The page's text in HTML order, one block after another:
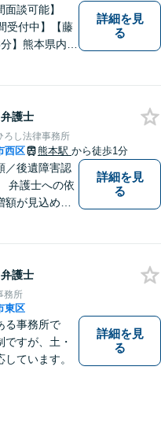
面談可能】
受付中】【藤
】熊本県内及
トラブルまで
ただいており
ご相談くださ
詳細を見
る
弁護士
ろし法律事務所
西区 熊本駅 から徒歩1分
／後遺障害認
弁護士への依
が見込めま
続手続きか
タルサポー
ら徒歩1分】
詳細を見
る
弁護士
務所
東区
る事務所で
ですが、土・
ています。
詳細を見
る